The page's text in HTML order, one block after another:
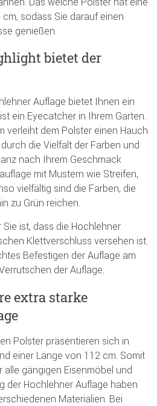
sodass Sie darauf einen
genießen.
bietet der
Auflage bietet Ihnen ein
ein Eyecatcher in Ihrem Garten.
verleiht dem Polster einen Hauch
die Vielfalt der Farben und
nach Ihrem Geschmack
mit Mustern wie Streifen,
vielfältig sind die Farben, die
zu Grün reichen.
ist, dass die Hochlehner
Klettverschluss versehen ist.
Befestigen der Auflage am
der Auflage.
extra starke
Polster präsentieren sich in
einer Länge von 112 cm. Somit
gängigen Eisenmöbel und
der Hochlehner Auflage haben
Materialien. Bei